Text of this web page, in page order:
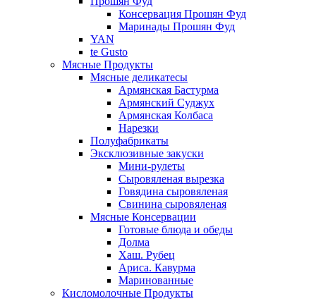
Консервация Прошян Фуд
Маринады Прошян Фуд
YAN
te Gusto
Мясные Продукты
Мясные деликатесы
Армянская Бастурма
Армянский Суджух
Армянская Колбаса
Нарезки
Полуфабрикаты
Эксклюзивные закуски
Мини-рулеты
Сыровяленая вырезка
Говядина сыровяленая
Свинина сыровяленая
Мясные Консервации
Готовые блюда и обеды
Долма
Хаш. Рубец
Ариса. Кавурма
Маринованные
Кисломолочные Продукты